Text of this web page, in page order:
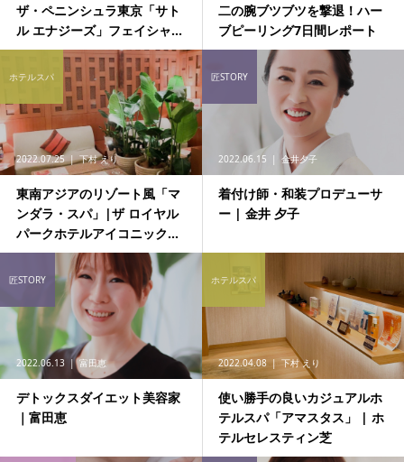
ザ・ペニンシュラ東京「サト
ル エナジーズ」フェイシャ...
二の腕ブツブツを撃退！ハー
ブピーリング7日間レポート
2022.07.25 下村 えり
東南アジアのリゾート風「マ
ンダラ・スパ」|ザ ロイヤル
パークホテルアイコニック...
ホテルスパ
2022.06.15 金井夕子
着付け師・和装プロデューサ
ー | 金井 夕子
匠STORY
2022.06.13 富田恵
デトックスダイエット美容家
｜富田恵
匠STORY
2022.04.08 下村 えり
使い勝手の良いカジュアルホ
テルスパ「アマスタス」 | ホ
テルセレスティン芝
ホテルスパ